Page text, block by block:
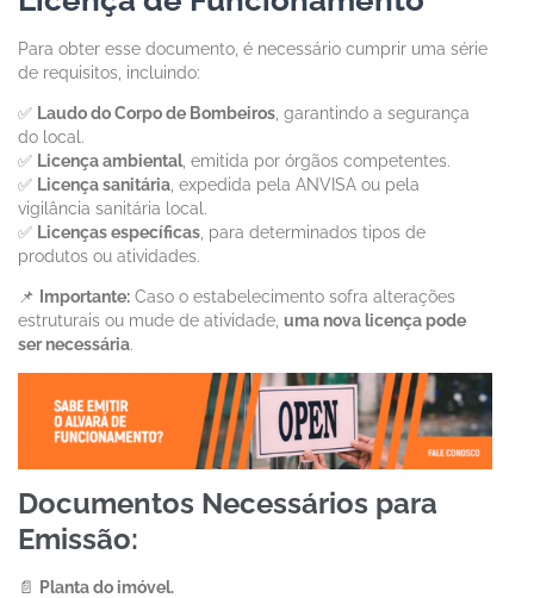
Para obter esse documento, é necessário cumprir uma série
de requisitos, incluindo:
✅ Laudo do Corpo de Bombeiros , garantindo a segurança
do local.
✅ Licença ambiental, emitida por órgãos competentes.
✅ Licença sanitária , expedida pela ANVISA ou pela
vigilância sanitária local.
✅ Licenças específicas , para determinados tipos de
produtos ou atividades.
📌 Importante: Caso o estabelecimento sofra alterações
estruturais ou mude de atividade, uma nova licença pode
ser necessária.
Documentos Necessários para
Emissão:
📄
Planta do imóvel.